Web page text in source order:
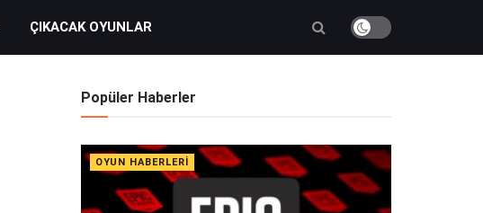
ÇIKACAK OYUNLAR
Popüler Haberler
OYUN HABERLERI